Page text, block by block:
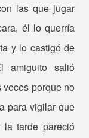
las que jugar
él lo querría
y lo castigó de
amiguito salió
porque no
para vigilar que
la tarde pareció